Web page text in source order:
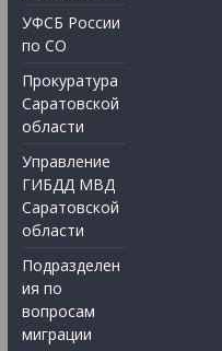
УФСБ России
по СО
Прокуратура
Саратовской
области
Управление
ГИБДД МВД
Саратовской
области
Подразделен
ия по
вопросам
миграции